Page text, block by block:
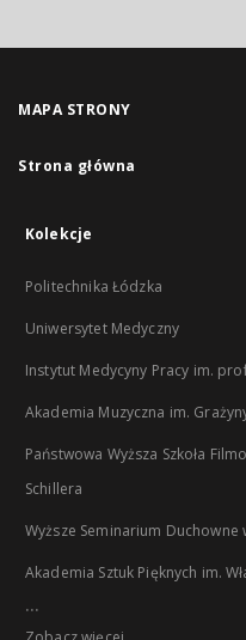
MAPA STRONY
Strona główna
Kolekcje
Politechnika Łódzka
Uniwersytet Medyczny
Instytut Medycyny Pracy im.
Akademia Muzyczna im.
Państwowa Wyższa Szkoła
Schillera
Wyższe Seminarium Duchowne
Akademia Sztuk Pięknych im.
...